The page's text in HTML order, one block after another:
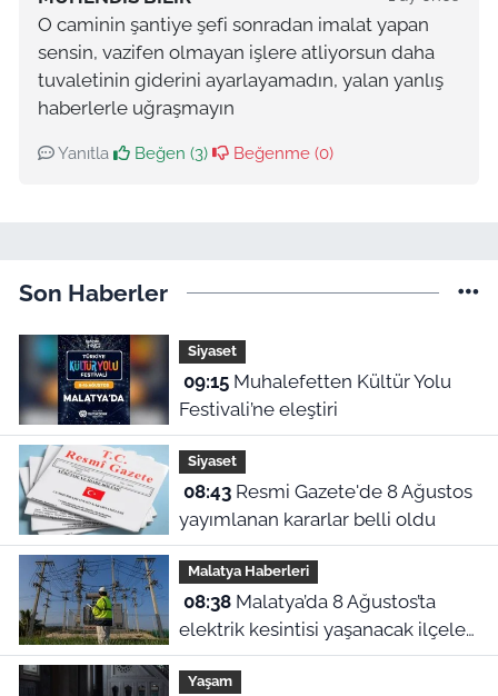
O caminin şantiye şefi sonradan imalat yapan
sensin, vazifen olmayan işlere atliyorsun daha
tuvaletinin giderini ayarlayamadın, yalan yanlış
haberlerle uğraşmayın
Yanıtla Beğen (3) Beğenme (0)
Son Haberler
Siyaset
09:15Muhalefetten Kültür Yolu
Festivali’ne eleştiri
Siyaset
08:43Resmi Gazete'de 8 Ağustos
yayımlanan kararlar belli oldu
Malatya Haberleri
08:38Malatya’da 8 Ağustos’ta
elektrik kesintisi yaşanacak ilçeler
ve mahalleler
Yaşam